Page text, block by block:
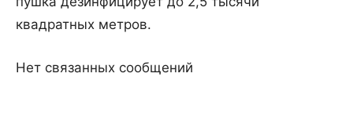
квадратных метров.
Нет связанных сообщений